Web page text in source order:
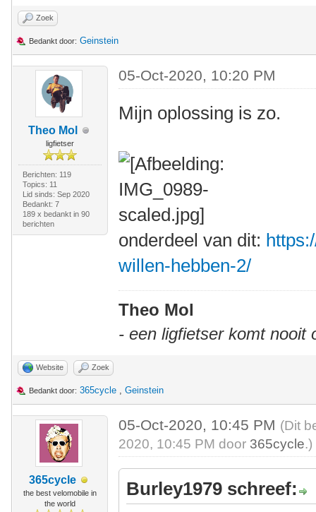
Zoek
Bedankt door: Geinstein
Theo Mol
ligfietser
Berichten: 119
Topics: 11
Lid sinds: Sep 2020
Bedankt: 7
189 x bedankt in 90
berichten
05-Oct-2020, 10:20 PM
Mijn oplossing is zo.
onderdeel van dit:
willen-hebben-2/
Theo Mol
- een ligfietser komt nooit
Website Zoek
Bedankt door: 365cycle , Geinstein
365cycle
the best velomobile in
the world
05-Oct-2020, 10:45 PM (Dit
2020, 10:45 PM door 365cycle.)
Burley1979 schreef: